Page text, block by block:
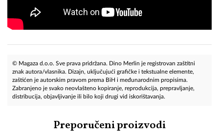
© Magaza d.o.o. Sve prava pridržana. Dino Merlin je registrovan zaštitni
znak autora/vlasnika. Dizajn, uključujući grafičke i tekstualne elemente,
zaštićen je autorskim pravom prema BiH i međunarodnim propisima.
Zabranjeno je svako neovlašteno kopiranje, reprodukcija, prepravljanje,
distribucija, objavljivanje ili bilo koji drugi vid iskorištavanja.
Preporučeni proizvodi